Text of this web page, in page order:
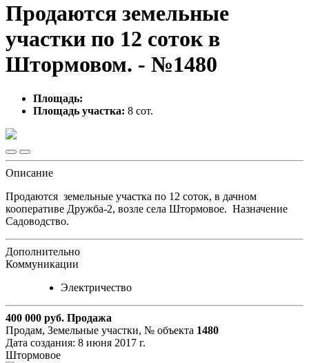
Продаются земельные
участки по 12 соток в
Штормовом. - №1480
Площадь:
Площадь участка: 8 сот.
Описание
Продаются земельные участка по 12 соток, в дачном
кооперативе Дружба-2, возле села Штормовое. Назначение
Садоводство.
Дополнительно
Коммуникации
Электричество
400 000 руб. Продажа
Продам, Земельные участки, № объекта 1480
Дата создания: 8 июня 2017 г.
Штормовое